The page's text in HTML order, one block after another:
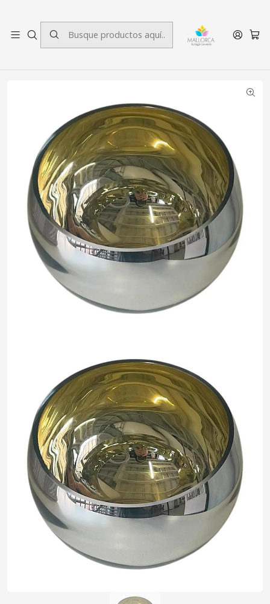
Inicio Decoración Centro de Mesa
Centro de Mesa Cardiff Gold Mediano